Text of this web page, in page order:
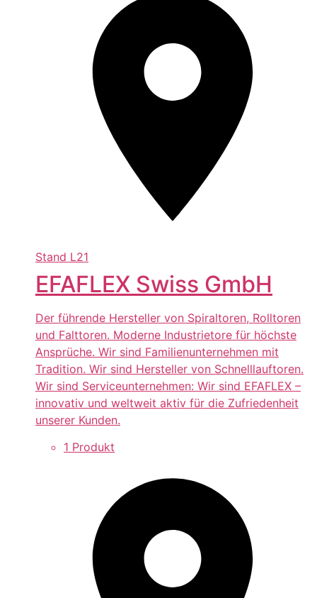
Stand L21
EFAFLEX Swiss GmbH
Der führende Hersteller von Spiraltoren, Rolltoren
und Falttoren. Moderne Industrietore für höchste
Ansprüche. Wir sind Familienunternehmen mit
Tradition. Wir sind Hersteller von Schnelllauftoren.
Wir sind Serviceunternehmen: Wir sind EFAFLEX –
innovativ und weltweit aktiv für die Zufriedenheit
unserer Kunden.
1 Produkt